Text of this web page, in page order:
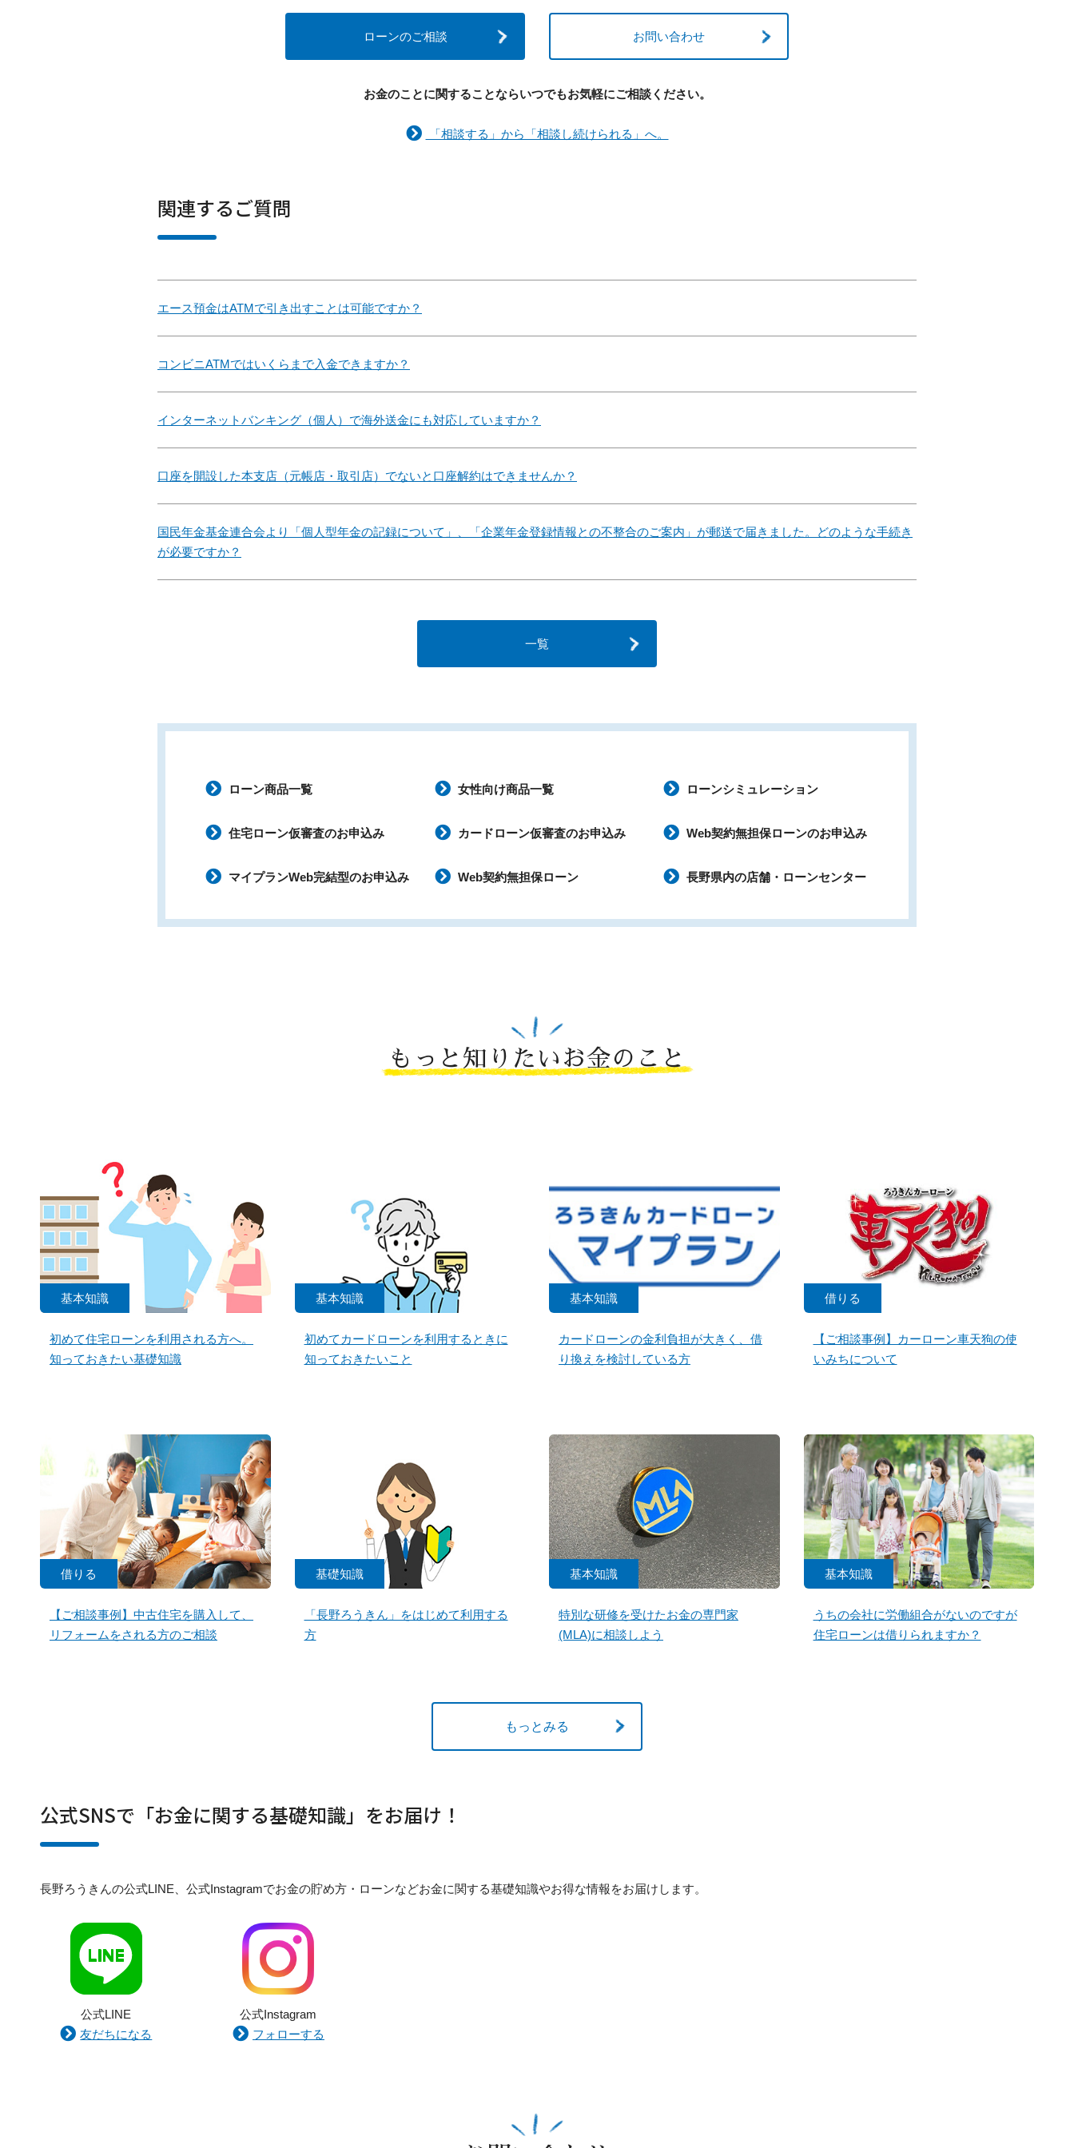
ローンのご相談 お問い合わせ
お金のことに関することならいつでもお気軽にご相談ください。
「相談する」から「相談し続けられる」へ。
関連するご質問
エース預金はATMで引き出すことは可能ですか？
コンビニATMではいくらまで入金できますか？
インターネットバンキング（個人）で海外送金にも対応していますか？
口座を開設した本支店（元帳店・取引店）でないと口座解約はできませんか？
国民年金基金連合会より「個人型年金の記録について」、「企業年金登録情報との不整合のご案内」が郵送で届きました。どのような手続き
が必要ですか？
一覧
ローン商品一覧 女性向け商品一覧 ローンシミュレーション
住宅ローン仮審査のお申込み カードローン仮審査のお申込み Web契約無担保ローンのお申込み
マイプランWeb完結型のお申込み Web契約無担保ローン 長野県内の店舗・ローンセンター
もっと知りたいお金のこと
基本知識
初めて住宅ローンを利用される方へ。
知っておきたい基礎知識
基本知識
初めてカードローンを利用するときに
知っておきたいこと
基本知識
カードローンの金利負担が大きく、借
り換えを検討している方
借りる
【ご相談事例】カーローン車天狗の使
いみちについて
借りる
【ご相談事例】中古住宅を購入して、
リフォームをされる方のご相談
基礎知識
「長野ろうきん」をはじめて利用する
方
基本知識
特別な研修を受けたお金の専門家
(MLA)に相談しよう
基本知識
うちの会社に労働組合がないのですが
住宅ローンは借りられますか？
もっとみる
公式SNSで「お金に関する基礎知識」をお届け！
長野ろうきんの公式LINE、公式Instagramでお金の貯め方・ローンなどお金に関する基礎知識やお得な情報をお届けします。
公式LINE
友だちになる
公式Instagram
フォローする